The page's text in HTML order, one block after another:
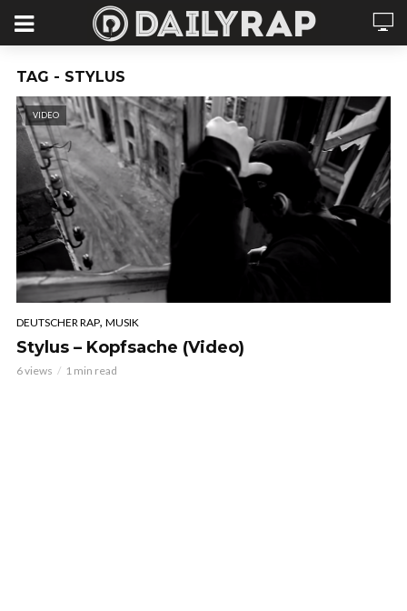
TAG - STYLUS
VIDEO
DEUTSCHER RAP, MUSIK
Stylus – Kopfsache (Video)
6 views 1 min read